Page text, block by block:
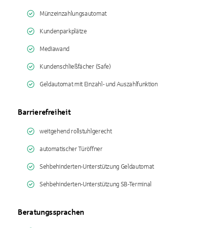
Münzeinzahlungsautomat
Kundenparkplätze
Mediawand
Kundenschließfächer (Safe)
Geldautomat mit Einzahl- und Auszahlfunktion
Barrierefreiheit
weitgehend rollstuhlgerecht
automatischer Türöffner
Sehbehinderten-Unterstützung Geldautomat
Sehbehinderten-Unterstützung SB-Terminal
Beratungssprachen